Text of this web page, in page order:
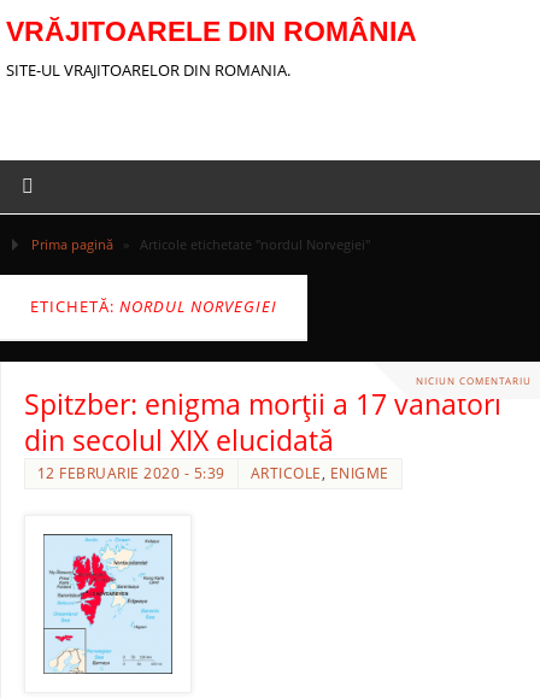
VRĂJITOARELE DIN ROMÂNIA
SITE-UL VRAJITOARELOR DIN ROMANIA.
Prima pagină » Articole etichetate "nordul Norvegiei"
ETICHETĂ: NORDUL NORVEGIEI
NICIUN COMENTARIU
Spitzber: enigma morţii a 17 vânători
din secolul XIX elucidată
12 FEBRUARIE 2020 - 5:39 ARTICOLE, ENIGME